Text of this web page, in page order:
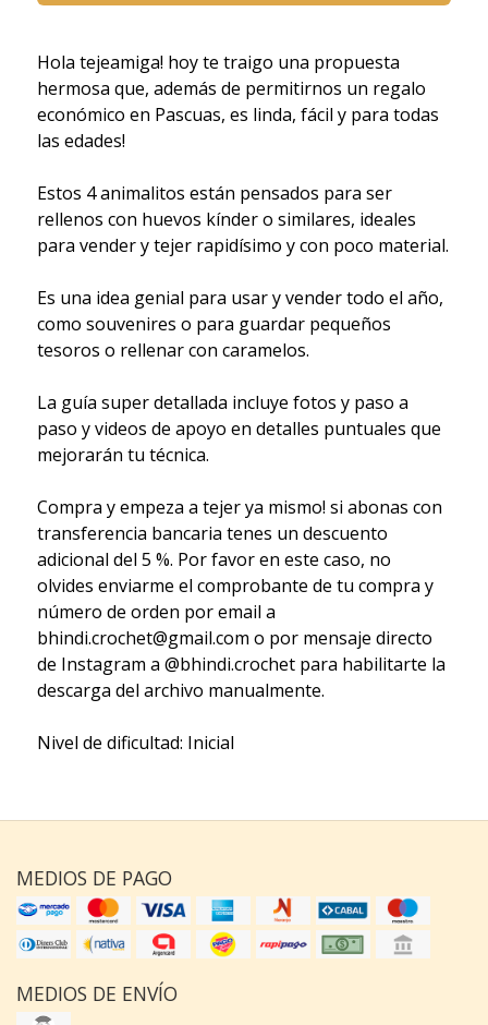
Hola tejeamiga! hoy te traigo una propuesta
hermosa que, además de permitirnos un regalo
económico en Pascuas, es linda, fácil y para todas
las edades!
Estos 4 animalitos están pensados para ser
rellenos con huevos kínder o similares, ideales
para vender y tejer rapidísimo y con poco material.
Es una idea genial para usar y vender todo el año,
como souvenires o para guardar pequeños
tesoros o rellenar con caramelos.
La guía super detallada incluye fotos y paso a
paso y videos de apoyo en detalles puntuales que
mejorarán tu técnica.
Compra y empeza a tejer ya mismo! si abonas con
transferencia bancaria tenes un descuento
adicional del 5 %. Por favor en este caso, no
olvides enviarme el comprobante de tu compra y
número de orden por email a
bhindi.crochet@gmail.com o por mensaje directo
de Instagram a @bhindi.crochet para habilitarte la
descarga del archivo manualmente.
Nivel de dificultad: Inicial
MEDIOS DE PAGO
MEDIOS DE ENVÍO